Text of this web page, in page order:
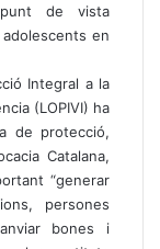
punt de vista
en
Integral a la
(LOPIVI) ha
de protecció,
Catalana,
“generar
persones
bones i